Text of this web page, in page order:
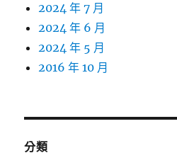
2024 年 7 月
2024 年 6 月
2024 年 5 月
2016 年 10 月
分類